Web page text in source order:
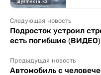
Следующая новость
Подросток устроил
есть погибшие (ВИДЕО)
Предыдущая новость
Автомобиль с